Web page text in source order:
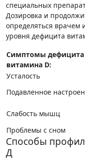
специальных
Дозировка и
определяться врачем
уровня дефицита
Симптомы дефицита
витамина D:
Усталость
Подавленное
Слабость мышц
Проблемы с сном
Способы
Д